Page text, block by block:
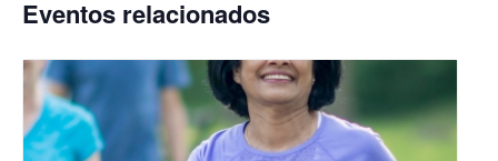
Eventos relacionados